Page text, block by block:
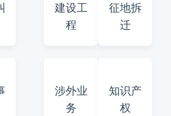
建设工
程
征地拆
迁
涉外业
务
知识产
权